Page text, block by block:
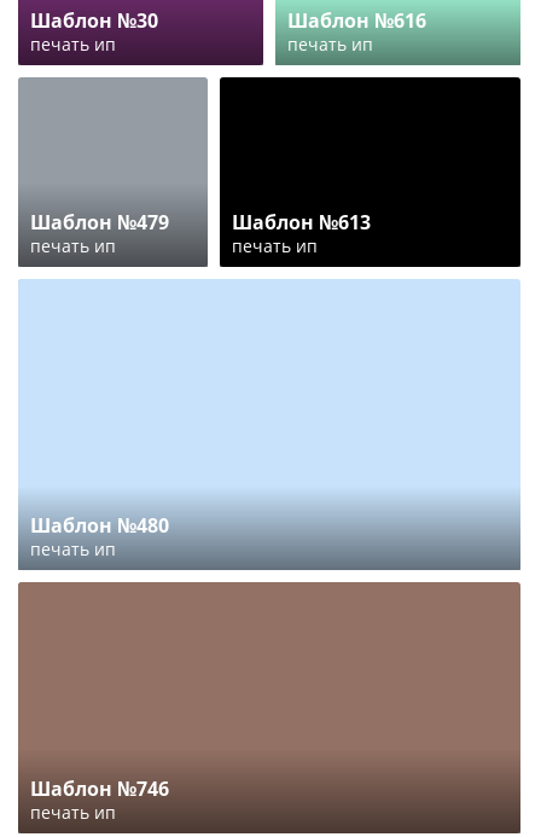
Шаблон №30
печать ип
Шаблон №616
печать ип
Шаблон №479
печать ип
Шаблон №613
печать ип
Шаблон №480
печать ип
Шаблон №746
печать ип